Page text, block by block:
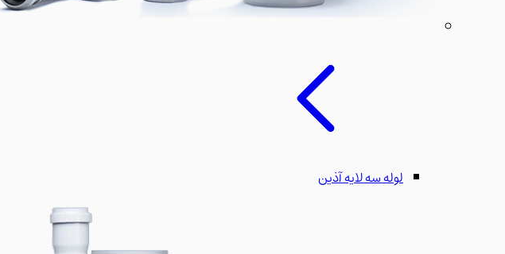
لوله سه لایه آذین